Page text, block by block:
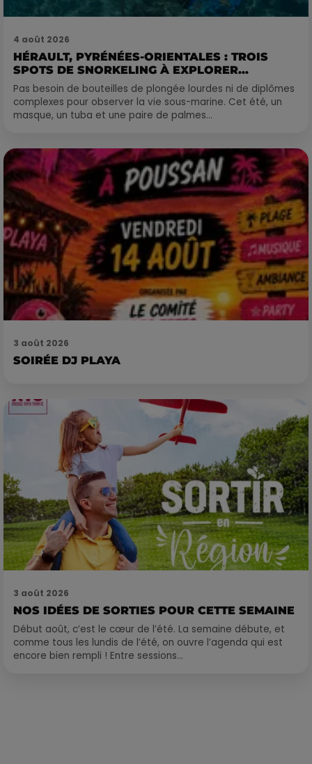
4 août 2026
HÉRAULT, PYRÉNÉES-ORIENTALES : TROIS
SPOTS DE SNORKELING À EXPLORER...
Pas besoin de bouteilles de plongée lourdes ni de diplômes
complexes pour observer la vie sous-marine. Cet été, un
masque, un tuba et une paire de palmes...
3 août 2026
SOIRÉE DJ PLAYA
3 août 2026
NOS IDÉES DE SORTIES POUR CETTE SEMAINE
Début août, c’est le cœur de l’été. La semaine débute, et
comme tous les lundis de l’été, on ouvre l’agenda qui est
encore bien rempli ! Entre sessions...